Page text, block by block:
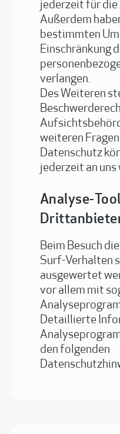
jederzeit für
Außerdem
bestimmten
Einschränkung
verlangen.
Des Weiteren
weiteren
Datenschutz
jederzeit an uns
Analyse-
Beim Besuch
Surf-Verhalten
ausgewertet
vor allem mit
Detaillierte
den folgenden